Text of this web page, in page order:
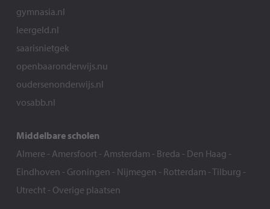
gymnasia.nl
leergeld.nl
saarisnietgek
openbaaronderwijs.nu
oudersenonderwijs.nl
vosabb.nl
Middelbare scholen
Almere - Amersfoort- Amsterdam - Breda - Den Haag -
Eindhoven - Groningen - Nijmegen - Rotterdam -Tilburg -
Utrecht- Overige plaatsen